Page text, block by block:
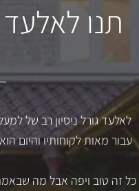
תנו
כל זה טוב ויפה אבל מה